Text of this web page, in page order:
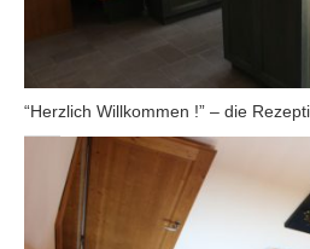
“Herzlich Willkommen !” – die